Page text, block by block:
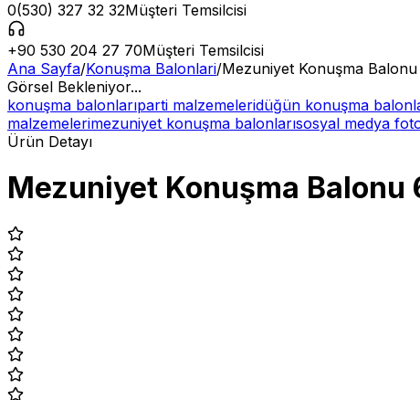
0(530) 327 32 32Müşteri Temsilcisi
+90 530 204 27 70Müşteri Temsilcisi
Ana Sayfa/Konuşma Balonlari/Mezuniyet Konuşma
Görsel Bekleniyor...
konuşma balonlarıparti malzemeleridüğün konuşma
malzemelerimezuniyet konuşma balonlarısosyal medya
Ürün Detayı
Mezuniyet Konuşma Balonu